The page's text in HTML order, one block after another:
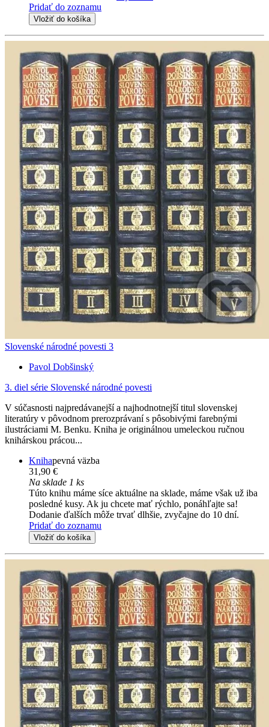
Pridať do zoznamu
Vložiť do košíka
Slovenské národné povesti 3
Pavol Dobšinský
3. diel série Slovenské národné povesti
V súčasnosti najpredávanejší a najhodnotnejší titul slovenskej
literatúry v pôvodnom prerozprávaní s pôsobivými farebnými
ilustráciami M. Benku. Kniha je originálnou umeleckou ručnou
knihárskou prácou...
Knihapevná väzba
31,90 €
Na sklade 1 ks
Túto knihu máme síce aktuálne na sklade, máme však už iba
posledné kusy. Ak ju chcete mať rýchlo, ponáhľajte sa!
Dodanie ďalších môže trvať dlhšie, zvyčajne do 10 dní.
Pridať do zoznamu
Vložiť do košíka